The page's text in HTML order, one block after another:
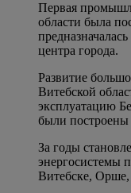
Первая
области была
центра города.
Развитие
Витебской
эксплуатацию
были построены
За годы
энергосистемы
Витебске,